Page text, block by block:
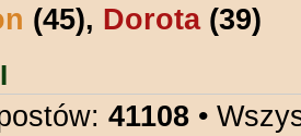
(45), Dorota(39)
41108 •